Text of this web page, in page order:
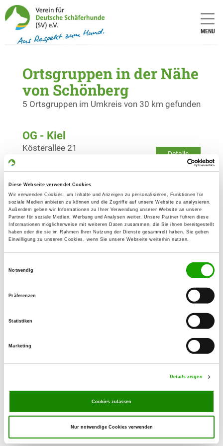
Diese Webseite verwendet Cookies
Wir verwenden Cookies, um Inhalte und Anzeigen zu personalisieren, Funktionen für
soziale Medien anbieten zu können und die Zugriffe auf unsere Website zu analysieren.
Außerdem geben wir Informationen zu Ihrer Verwendung unserer Website an unsere
Partner für soziale Medien, Werbung und Analysen weiter. Unsere Partner führen diese
Informationen möglicherweise mit weiteren Daten zusammen, die Sie ihnen bereitgestellt
haben oder die sie im Rahmen Ihrer Nutzung der Dienste gesammelt haben. Sie geben
Einwilligung zu unseren Cookies, wenn Sie unsere Webseite weiterhin nutzen.
Notwendig
Präferenzen
Statistiken
Marketing
Details zeigen
Cookies zulassen
Nur notwendige Cookies verwenden
MENU
Ortsgruppen in der Nähe
von Schönberg
5 Ortsgruppen im Umkreis von 30 km gefunden
OG - Kiel
Details
Kösterallee 21
OG - Kiel-Ellerbek
Details
Segeberger Landstr. 4b
24145 Kiel
Details
24145 Kiel
Details
Postfelder Weg
OG - HSV - Selent
Details